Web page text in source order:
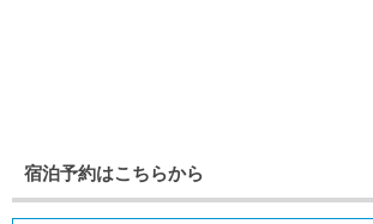
宿泊予約はこちらから